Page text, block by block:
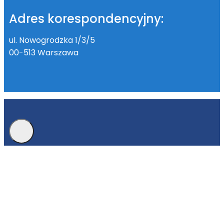
Adres korespondencyjny:
ul. Nowogrodzka 1/3/5
00-513 Warszawa